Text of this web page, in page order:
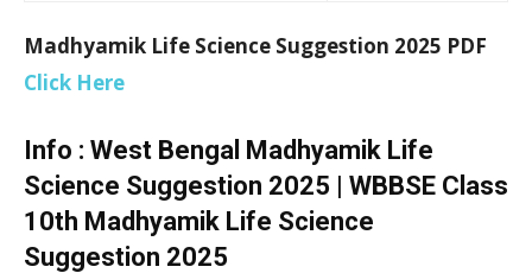
Madhyamik Life Science Suggestion 2025 PDF
Click Here
Info : West Bengal Madhyamik Life
Science Suggestion 2025 | WBBSE Class
10th Madhyamik Life Science
Suggestion 2025